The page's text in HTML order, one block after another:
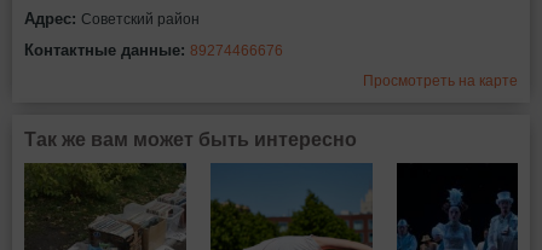
Адрес: Советский район
Контактные данные: 89274466676
Просмотреть на карте
Так же вам может быть интересно